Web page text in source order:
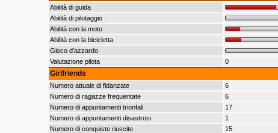
Abilità di guida
Abilità di pilotaggio
Abilità con la moto
Abilità con la bicicletta
Gioco d'azzardo
Valutazione pilota
0
Girlfriends
Numero attuale di fidanzate
6
Numero di ragazze frequentate
6
Numero di appuntamenti trionfali
17
Numero di appuntamenti disastrosi
1
Numero di conquiste riuscite
15